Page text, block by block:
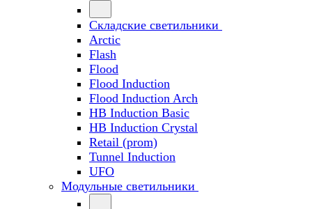
Складские светильники
Arctic
Flash
Flood
Flood Induction
Flood Induction Arch
HB Induction Basic
HB Induction Crystal
Retail (prom)
Tunnel Induction
UFO
Модульные светильники